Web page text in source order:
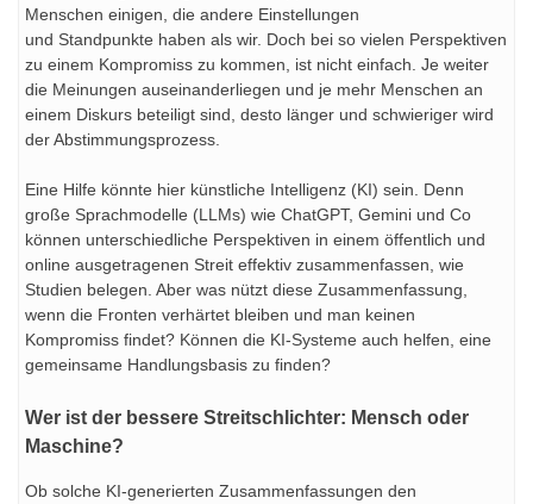
Menschen einigen, die andere Einstellungen
und Standpunkte haben als wir. Doch bei so vielen Perspektiven
zu einem Kompromiss zu kommen, ist nicht einfach. Je weiter
die Meinungen auseinanderliegen und je mehr Menschen an
einem Diskurs beteiligt sind, desto länger und schwieriger wird
der Abstimmungsprozess.
Eine Hilfe könnte hier künstliche Intelligenz (KI) sein. Denn
große Sprachmodelle (LLMs) wie ChatGPT, Gemini und Co
können unterschiedliche Perspektiven in einem öffentlich und
online ausgetragenen Streit effektiv zusammenfassen, wie
Studien belegen. Aber was nützt diese Zusammenfassung,
wenn die Fronten verhärtet bleiben und man keinen
Kompromiss findet? Können die KI-Systeme auch helfen, eine
gemeinsame Handlungsbasis zu finden?
Wer ist der bessere Streitschlichter: Mensch oder
Maschine?
Ob solche KI-generierten Zusammenfassungen den